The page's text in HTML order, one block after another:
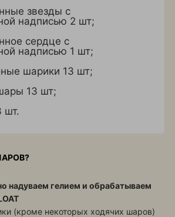
звезды с
надписью 2 шт;
сердце с
надписью 1 шт;
шарики 13 шт;
13 шт;
шт.
надуваем гелием и обрабатываем
(кроме некоторых ходячих шаров)